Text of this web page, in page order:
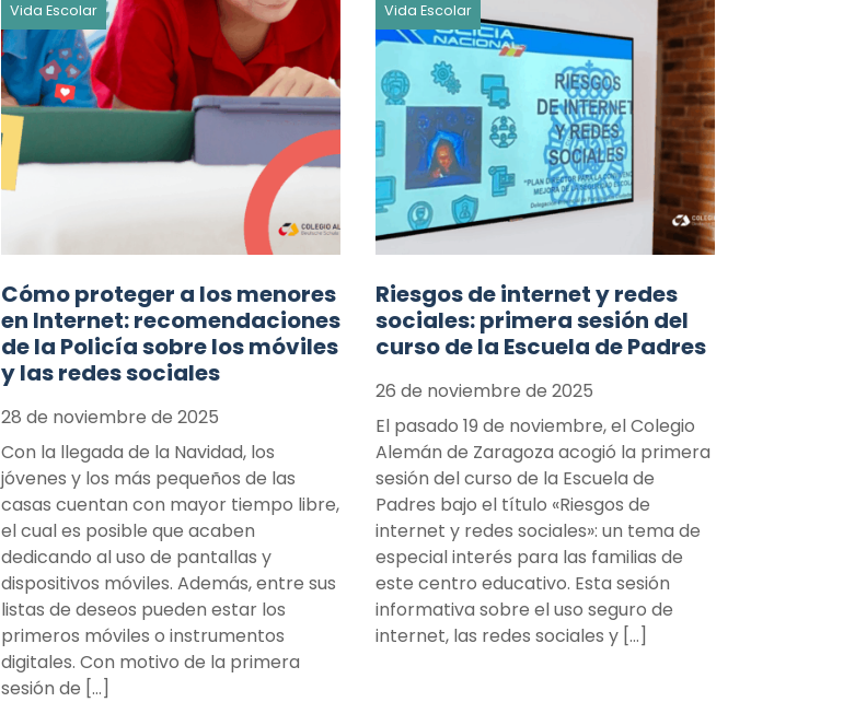
Vida Escolar
Cómo proteger a los menores
en Internet: recomendaciones
de la Policía sobre los móviles
y las redes sociales
28 de noviembre de 2025
Con la llegada de la Navidad, los
jóvenes y los más pequeños de las
casas cuentan con mayor tiempo libre,
el cual es posible que acaben
dedicando al uso de pantallas y
dispositivos móviles. Además, entre sus
listas de deseos pueden estar los
primeros móviles o instrumentos
digitales. Con motivo de la primera
sesión de […]
Vida Escolar
Riesgos de internet y redes
sociales: primera sesión del
curso de la Escuela de Padres
26 de noviembre de 2025
El pasado 19 de noviembre, el Colegio
Alemán de Zaragoza acogió la primera
sesión del curso de la Escuela de
Padres bajo el título «Riesgos de
internet y redes sociales»: un tema de
especial interés para las familias de
este centro educativo. Esta sesión
informativa sobre el uso seguro de
internet, las redes sociales y […]